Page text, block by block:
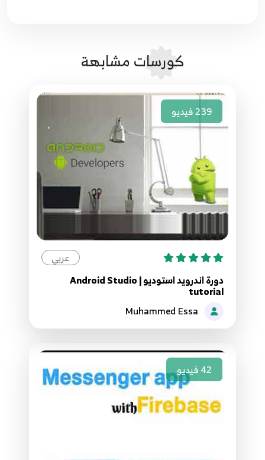
07.الدرس السابع فى دورة تعليم تصميم وبرمجة العاب
يونتى( ui ازرار التنقل والقائمة الرئيسية ج1 ).
12:27
08.الدرس الثامن فى دورة تعليم تصميم وبرمجة العاب
26:30
09.الدرس التاسع فى دورة تعليم تصميم وبرمجة العاب
40:12
10.الدرس العاشر فى دورة تعليم تصميم وبرمجة العاب
يونتى(الاصوات )
30:53
11.الدرس 11 فى دورة تصميم وبرمجة العاب يونتى
21:43
12.الدرس 12 فى دورة تصميم وبرمجة العاب يونتى
(العمليات على المتغيرات)
كورسات مشابهة
239فيديو
عربي
دورة اندرويد استوديو | Android Studio
tutorial
42فيديو